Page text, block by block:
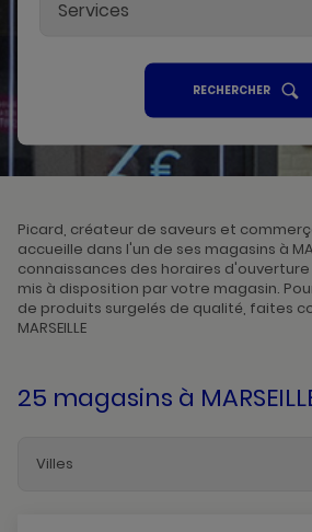
Services
RECHERCHERUN
POINT
VENTE
Picard, créateur de saveurs et
accueille dans l'un de ses magasins à
connaissances des horaires
mis à disposition par votre magasin.
de produits surgelés de qualité, faites
MARSEILLE
25 magasins à
Villes